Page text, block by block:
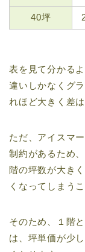
40坪
表を見て分かる
違いしかなくグ
れほど大きく差
ただ、アイスマ
制約があるため
階の坪数が大き
くなってしまう
そのため、１階
は、坪単価が少